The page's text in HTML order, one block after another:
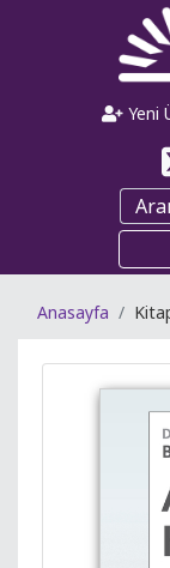
Yeni
Anasayfa